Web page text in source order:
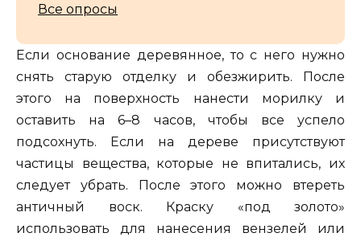
Все опросы
Если основание деревянное, то с него нужно
снять старую отделку и обезжирить. После
этого на поверхность нанести морилку и
оставить на 6–8 часов, чтобы все успело
подсохнуть. Если на дереве присутствуют
частицы вещества, которые не впитались, их
следует убрать. После этого можно втереть
античный воск. Краску «под золото»
использовать для нанесения вензелей или